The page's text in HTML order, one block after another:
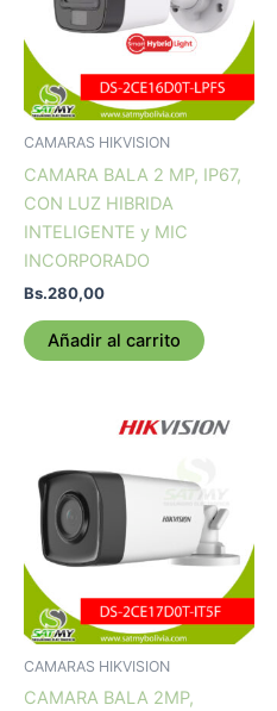
CAMARAS HIKVISION
CAMARA BALA 2 MP, IP67,
CON LUZ HIBRIDA
INTELIGENTE y MIC
INCORPORADO
Bs.280,00
Añadir al carrito
CAMARAS HIKVISION
CAMARA BALA 2MP,